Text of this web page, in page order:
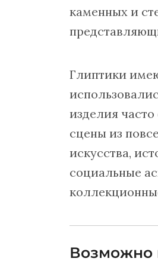
каменных и
Глиптики
изделия
сцены из
искусства,
социальные
Возможно